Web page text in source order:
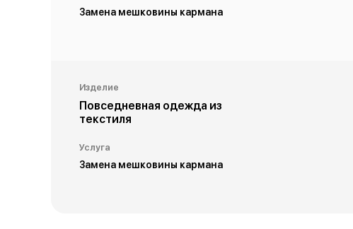
Замена мешковины кармана
Изделие
Повседневная одежда из
текстиля
Услуга
Замена мешковины кармана